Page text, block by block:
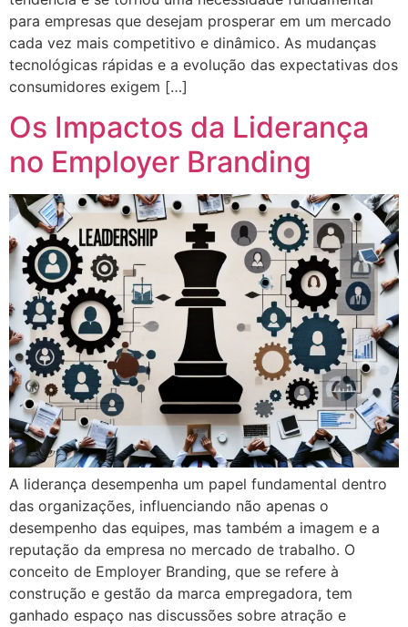
para empresas que desejam prosperar em um mercado
cada vez mais competitivo e dinâmico. As mudanças
tecnológicas rápidas e a evolução das expectativas dos
consumidores exigem […]
Os Impactos da Liderança
no Employer Branding
A liderança desempenha um papel fundamental dentro
das organizações, influenciando não apenas o
desempenho das equipes, mas também a imagem e a
reputação da empresa no mercado de trabalho. O
conceito de Employer Branding, que se refere à
construção e gestão da marca empregadora, tem
ganhado espaço nas discussões sobre atração e